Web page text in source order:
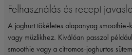
Felhasználás és recept
A joghurt tökéletes alapanyag smoothie-
vagy müzlikhez. Kiválóan passzol
smoothie vagy a citromos-joghurtos